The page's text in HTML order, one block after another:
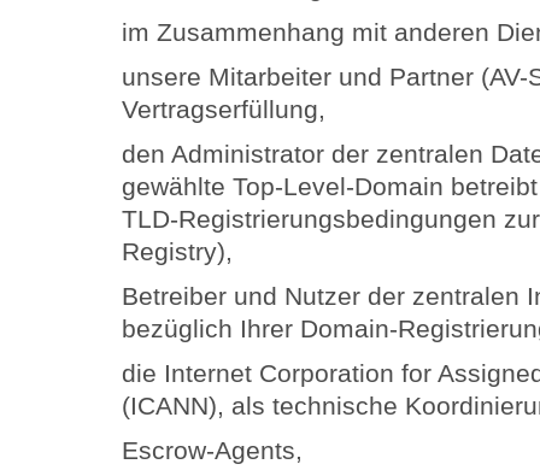
im Zusammenhang mit anderen
unsere Mitarbeiter und Partner
Vertragserfüllung,
den Administrator der zentralen
gewählte Top-Level-Domain
TLD-Registrierungsbedingungen
Registry),
Betreiber und Nutzer der zentralen
bezüglich Ihrer Domain-
die Internet Corporation for
(ICANN), als technische
Escrow-Agents,